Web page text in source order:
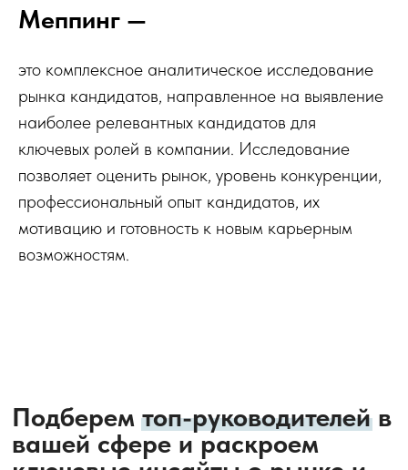
Меппинг —
это комплексное аналитическое исследование
рынка кандидатов, направленное на выявление
наиболее релевантных кандидатов для
ключевых ролей в компании. Исследование
позволяет оценить рынок, уровень конкуренции,
профессиональный опыт кандидатов, их
мотивацию и готовность к новым карьерным
возможностям.